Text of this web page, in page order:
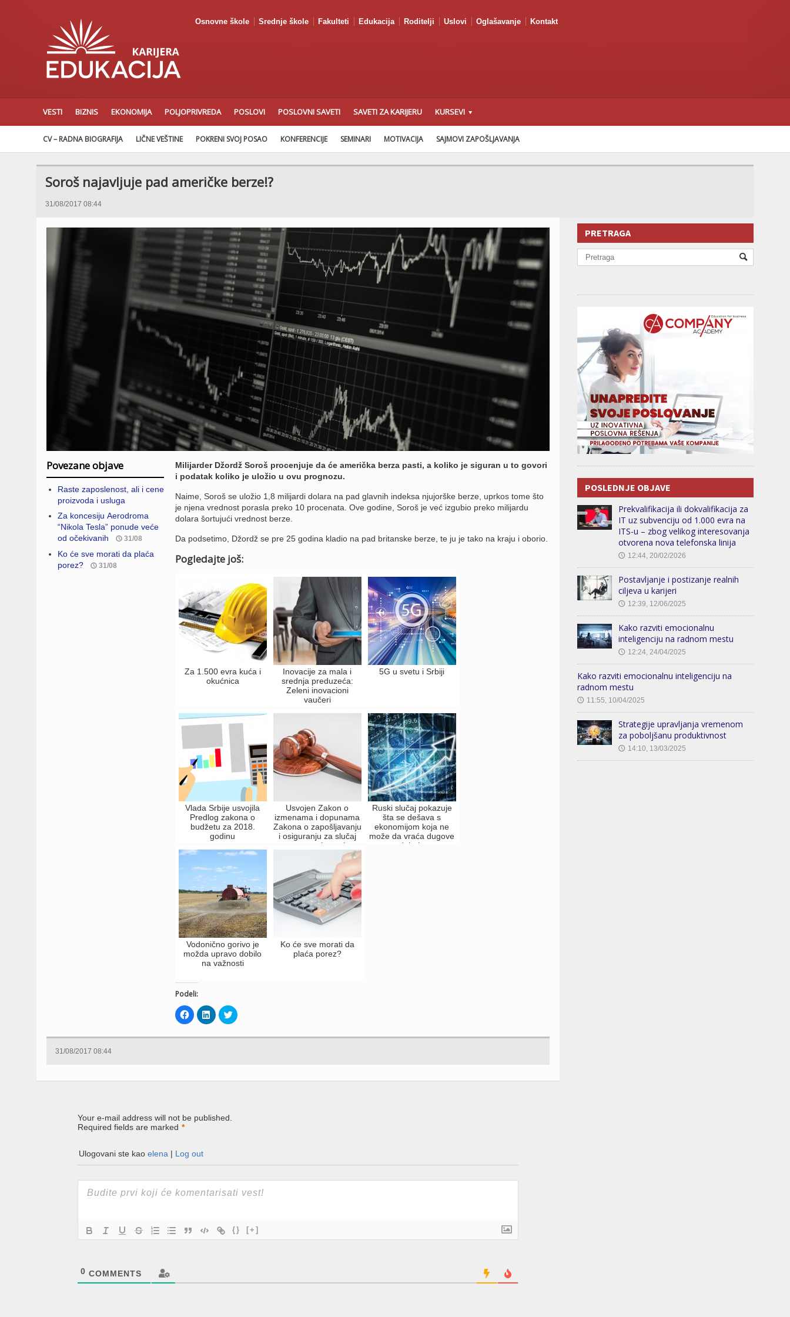
Osnovne škole Srednje škole Fakulteti Edukacija Roditelji Uslovi Oglašavanje Kontakt
VESTI BIZNIS EKONOMIJA POLJOPRIVREDA POSLOVI POSLOVNI SAVETI SAVETI ZA KARIJERU KURSEVI
CV – RADNA BIOGRAFIJA LIČNE VEŠTINE POKRENI SVOJ POSAO KONFERENCIJE SEMINARI MOTIVACIJA SAJMOVI ZAPOŠLJAVANJA
Soroš najavljuje pad američke berze!?
31/08/2017 08:44
Povezane objave
Raste zaposlenost, ali i cene
proizvoda i usluga
Za koncesiju Aerodroma
“Nikola Tesla” ponude veće
od očekivanih
31/08
Ko će sve morati da plaća
porez?
31/08
Milijarder Džordž Soroš procenjuje da će američka berza pasti, a koliko je siguran u to govori
i podatak koliko je uložio u ovu prognozu.
Naime, Soroš se uložio 1,8 milijardi dolara na pad glavnih indeksa njujorške berze, uprkos tome što
je njena vrednost porasla preko 10 procenata. Ove godine, Soroš je već izgubio preko milijardu
dolara šortujući vrednost berze.
Da podsetimo, Džordž se pre 25 godina kladio na pad britanske berze, te ju je tako na kraju i oborio.
Pogledajte još:
Za 1.500 evra kuća i
okućnica
Inovacije za mala i
srednja preduzeća:
Zeleni inovacioni
vaučeri
5G u svetu i Srbiji
Vlada Srbije usvojila
Predlog zakona o
budžetu za 2018.
godinu
Usvojen Zakon o
izmenama i dopunama
Zakona o zapošljavanju
i osiguranju za slučaj
nezaposlenosti
Ruski slučaj pokazuje
šta se dešava s
ekonomijom koja ne
može da vraća dugove
u dolarima
Vodonično gorivo je
možda upravo dobilo
na važnosti
Ko će sve morati da
plaća porez?
Podeli:
Click
to
share
Facebook
Click
to
share
LinkedIn
Click
to
Twitter
31/08/2017 08:44
Your e-mail address will not be published.
Required fields are marked *
Ulogovani ste kao elena | Log out
{} [+]
0 COMMENTS
PRETRAGA
POSLEDNJE OBJAVE
Prekvalifikacija ili dokvalifikacija za
IT uz subvenciju od 1.000 evra na
ITS-u – zbog velikog interesovanja
otvorena nova telefonska linija
🕔 12:44, 20/02/2026
Postavljanje i postizanje realnih
ciljeva u karijeri
🕔 12:39, 12/06/2025
Kako razviti emocionalnu
inteligenciju na radnom mestu
🕔 12:24, 24/04/2025
Kako razviti emocionalnu inteligenciju na
radnom mestu
🕔 11:55, 10/04/2025
Strategije upravljanja vremenom
za poboljšanu produktivnost
🕔 14:10, 13/03/2025